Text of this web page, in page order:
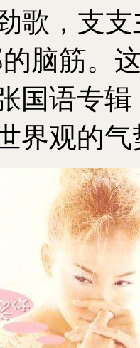
歌，支
脑筋。
国语专
界观的气